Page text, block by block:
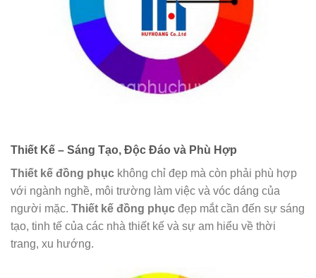
Thiết Kế – Sáng Tạo, Độc Đáo và Phù Hợp
Thiết kế đồng phục không chỉ đẹp mà còn phải phù hợp
với ngành nghề, môi trường làm việc và vóc dáng của
người mặc. Thiết kế đồng phục đẹp mắt cần đến sự sáng
tạo, tinh tế của các nhà thiết kế và sự am hiểu về thời
trang, xu hướng.